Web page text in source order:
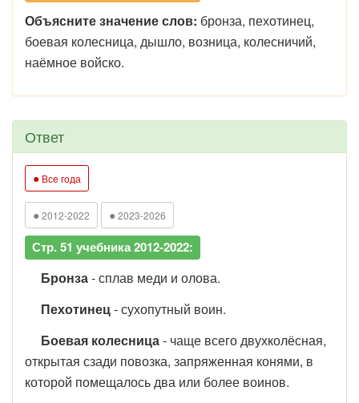
Объясните значение слов: бронза, пехотинец,
боевая колесница, дышло, возница, колесничий,
наёмное войско.
Ответ
● Все года
● 2012-2022 ● 2023-2026
Стр. 51 учебника 2012-2022:
Бронза- сплав меди и олова.
Пехотинец- сухопутный воин.
Боевая колесница- чаще всего двухколёсная,
открытая сзади повозка, запряженная конями, в
которой помещалось два или более воинов.